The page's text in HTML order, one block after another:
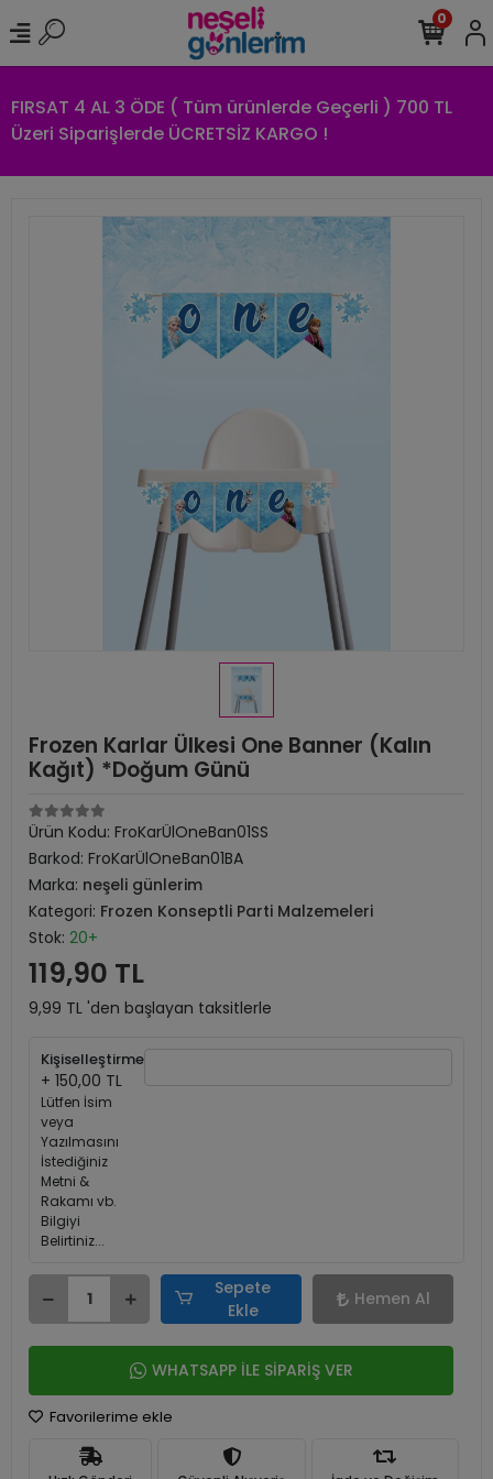
FIRSAT 4 AL 3 ÖDE ( Tüm ürünlerde Geçerli ) 700 TL
Üzeri Siparişlerde ÜCRETSİZ KARGO !
0
Frozen Karlar Ülkesi One Banner (Kalın
Kağıt) *Doğum Günü
Ürün Kodu: FroKarÜlOneBan01SS
Barkod: FroKarÜlOneBan01BA
Marka: neşeli günlerim
Kategori: Frozen Konseptli Parti Malzemeleri
Stok: 20+
119,90 TL
9,99 TL 'den başlayan taksitlerle
Kişiselleştirme
+ 150,00 TL
Lütfen İsim
veya
Yazılmasını
İstediğiniz
Metni &
Rakamı vb.
Bilgiyi
Belirtiniz...
Sepete
Ekle
Hemen Al
WHATSAPP İLE SİPARİŞ VER
Favorilerime ekle